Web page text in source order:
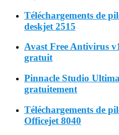
Téléchargements de
deskjet 2515
Avast Free Antivirus
gratuit
Pinnacle Studio
gratuitement
Téléchargements de
Officejet 8040